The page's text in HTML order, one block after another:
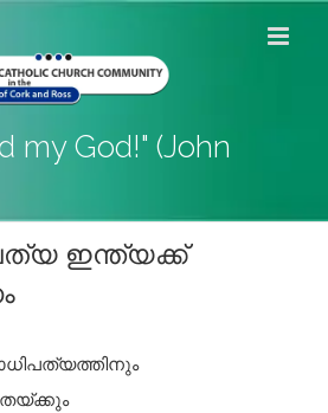
my God!" (John
ഇന്ത്യക്ക്